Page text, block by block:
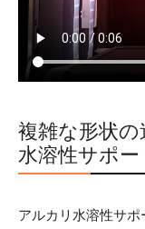
複雑な形状
水溶性サポー
アルカリ水溶性サ